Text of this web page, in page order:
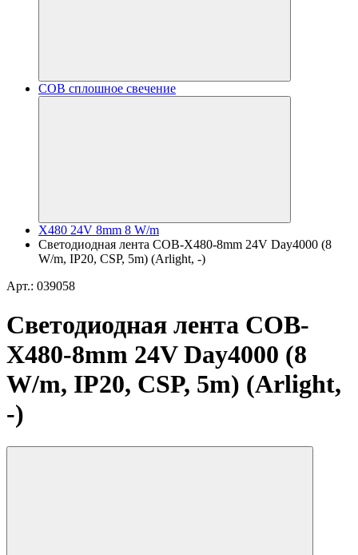
COB сплошное свечение
X480 24V 8mm 8 W/m
Светодиодная лента COB-X480-8mm 24V Day4000 (8
W/m, IP20, CSP, 5m) (Arlight, -)
Арт.: 039058
Светодиодная лента COB-
X480-8mm 24V Day4000 (8
W/m, IP20, CSP, 5m) (Arlight,
-)